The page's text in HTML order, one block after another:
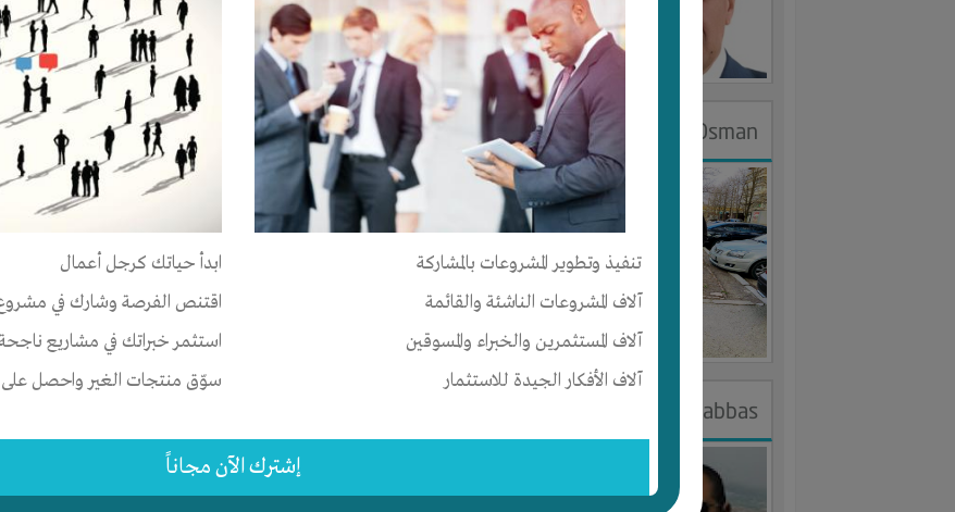
تنفيذ وتطوير المشروعات بالمشاركة
آلاف المشروعات الناشئة والقائمة
آلاف المستثمرين والخبراء والمسوقين
آلاف الأفكار الجيدة للاستثمار
ابدأ حياتك كرجل أعمال
اقتنص الفرصة وشارك في
استثمر خبراتك في مشاريع
سوّق منتجات الغير واحصل على
إشترك الآن مجاناً
المكان : مصر-القاهرة- القاهرة
آخر ظهور: : منذ 12 أيام
DR.Eslam Osman
الجنس : ذكر
المكان : مصر -القاهرة
آخر ظهور: : منذ 2 اشهر
khaled abbas